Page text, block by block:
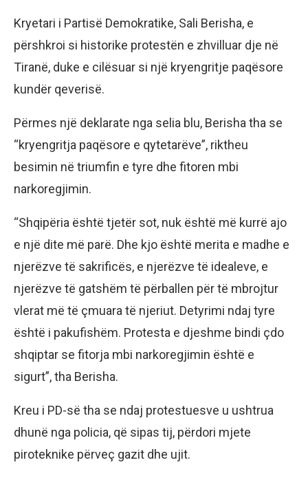
Kryetari i Partisë Demokratike, Sali Berisha, e
përshkroi si historike protestën e zhvilluar dje në
Tiranë, duke e cilësuar si një kryengritje paqësore
kundër qeverisë.
Përmes një deklarate nga selia blu, Berisha tha se
“kryengritja paqësore e qytetarëve”, riktheu
besimin në triumfin e tyre dhe fitoren mbi
narkoregjimin.
“Shqipëria është tjetër sot, nuk është më kurrë ajo
e një dite më parë. Dhe kjo është merita e madhe e
njerëzve të sakrificës, e njerëzve të idealeve, e
njerëzve të gatshëm të përballen për të mbrojtur
vlerat më të çmuara të njeriut. Detyrimi ndaj tyre
është i pakufishëm. Protesta e djeshme bindi çdo
shqiptar se fitorja mbi narkoregjimin është e
sigurt”, tha Berisha.
Kreu i PD-së tha se ndaj protestuesve u ushtrua
dhunë nga policia, që sipas tij, përdori mjete
piroteknike përveç gazit dhe ujit.